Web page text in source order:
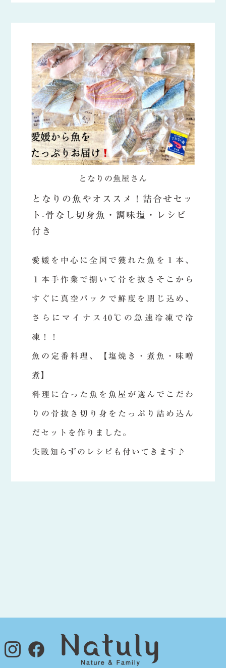
となりの魚屋さん
となりの魚やオススメ！詰合せセッ
ト-骨なし切身魚・調味塩・レシピ
付き
愛媛を中心に全国で獲れた魚を１本、
１本手作業で捌いて骨を抜きそこから
すぐに真空パックで鮮度を閉じ込め、
さらにマイナス40℃の急速冷凍で冷
凍！！
魚の定番料理、【塩焼き・煮魚・味噌
煮】
料理に合った魚を魚屋が選んでこだわ
りの骨抜き切り身をたっぷり詰め込ん
だセットを作りました。
失敗知らずのレシピも付いてきます♪